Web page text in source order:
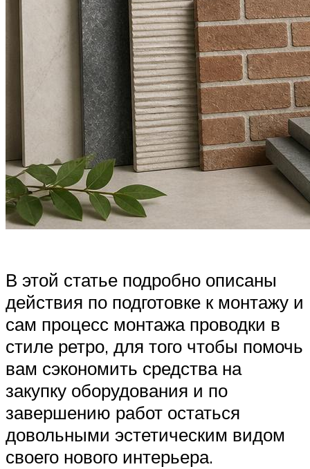
В этой статье подробно описаны
действия по подготовке к монтажу и
сам процесс монтажа проводки в
стиле ретро, для того чтобы помочь
вам сэкономить средства на
закупку оборудования и по
завершению работ остаться
довольными эстетическим видом
своего нового интерьера.